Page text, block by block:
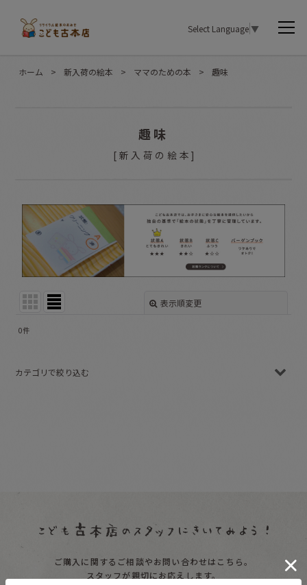
Select Language▼
ホーム > 新入荷の絵本 > ママのための本 > 趣味
趣味
[ 新入荷の絵本]
表示順変更
並び順 :
0件
カテゴリで絞り込む
暮らし
ご購入に関するご相談やお問い合わせはこちら。
スタッフが親切にお応えします。